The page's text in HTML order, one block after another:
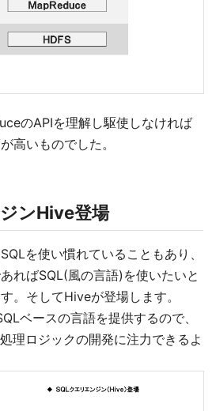
のAPIを理解し駆使しなければ
高いものでした。
ンHive登場
を使い慣れていることもあり、
ればSQL(風の言語)を使いたいと
。そしてHiveが登場します。
ベースの言語を提供するので、
理ロジックの開発に注力できるよ